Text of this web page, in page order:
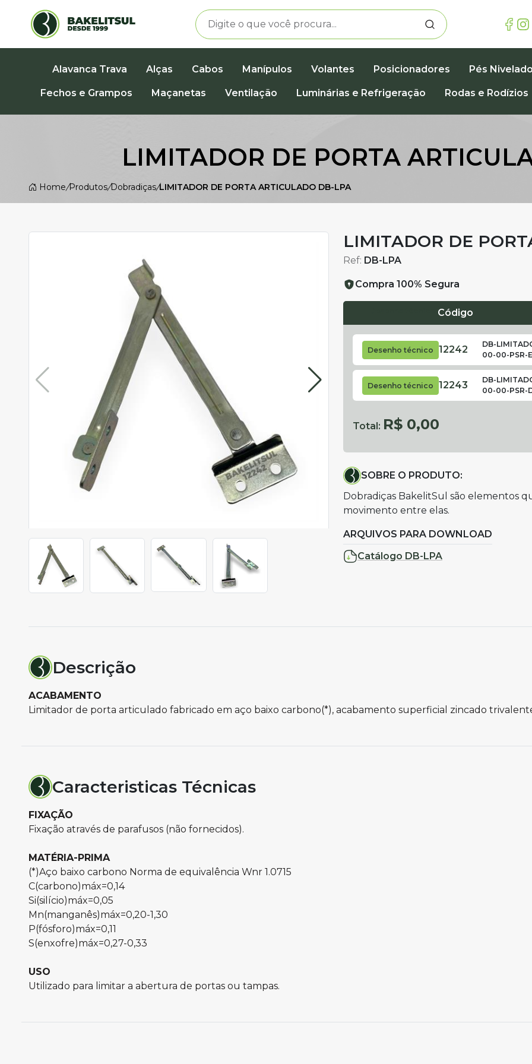
Alavanca Trava Alças Cabos Manípulos Volantes Posicionadores Pés
Fechos e Grampos Maçanetas Ventilação Luminárias e Refrigeração Rodas e Rodízios
LIMITADOR DE PORTA
Home/Produtos/Dobradiças/LIMITADOR DE PORTA ARTICULADO DB-LPA
LIMITADOR DE
Ref: DB-LPA
Compra 100% Segura
Código
Desenho técnico 12242
DB-
00-00-PSR-
Desenho técnico 12243
DB-
00-00-PSR-
Total: R$ 0,00
SOBRE O PRODUTO:
Dobradiças BakelitSul são elementos
movimento entre elas.
ARQUIVOS PARA DOWNLOAD
Catálogo DB-LPA
Descrição
ACABAMENTO
Limitador de porta articulado fabricado em aço baixo carbono(*), acabamento superficial zincado
Caracteristicas Técnicas
FIXAÇÃO
Fixação através de parafusos (não fornecidos).
MATÉRIA-PRIMA
(*)Aço baixo carbono Norma de equivalência Wnr 1.0715
C(carbono)máx=0,14
Si(silício)máx=0,05
Mn(manganês)máx=0,20-1,30
P(fósforo)máx=0,11
S(enxofre)máx=0,27-0,33
USO
Utilizado para limitar a abertura de portas ou tampas.